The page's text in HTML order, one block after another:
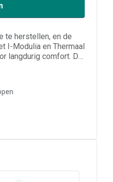
te herstellen, en de
I-Modulia en Thermaal
langdurig comfort. De